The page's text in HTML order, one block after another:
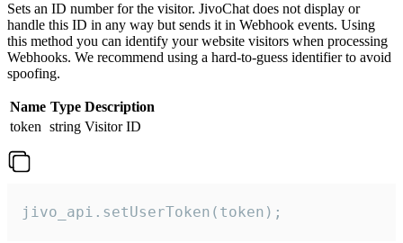
Sets an ID number for the visitor. JivoChat does not display or
handle this ID in any way but sends it in Webhook events. Using
this method you can identify your website visitors when processing
Webhooks. We recommend using a hard-to-guess identifier to avoid
spoofing.
Name Type Description
token string Visitor ID
jivo_api.setUserToken(token);